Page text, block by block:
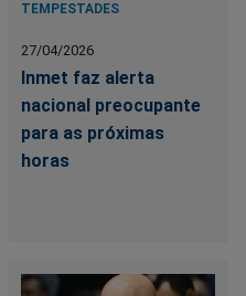
TEMPESTADES
27/04/2026
Inmet faz alerta
nacional preocupante
para as próximas
horas